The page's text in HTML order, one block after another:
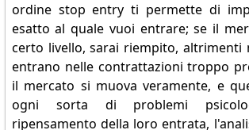
ordine stop entry ti permette di
esatto al quale vuoi entrare; se il
certo livello, sarai riempito, altrimenti
entrano nelle contrattazioni troppo
il mercato si muova veramente, e
ogni sorta di problemi
ripensamento della loro entrata,